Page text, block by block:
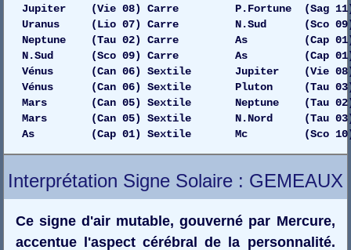
Jupiter (Vie 08) Carre P.Fortune (Sag 11)
Uranus (Lio 07) Carre N.Sud (Sco 09)
Neptune (Tau 02) Carre As (Cap 01)
N.Sud (Sco 09) Carre As (Cap 01)
Vénus (Can 06) Sextile Jupiter (Vie 08)
Vénus (Can 06) Sextile Pluton (Tau
Mars (Can 05) Sextile Neptune (Tau
Mars (Can 05) Sextile N.Nord (Tau 03)
As (Cap 01) Sextile Mc (Sco 10)
Interprétation Signe Solaire : GEMEAUX
Ce signe d'air mutable, gouverné par Mercure,
accentue l'aspect cérébral de la personnalité.